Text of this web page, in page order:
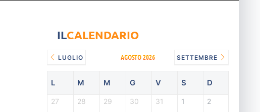
ILCALENDARIO
LUGLIO AGOSTO 2026 SETTEMBRE
L M M G V S D
27 28 29 30 31 1 2